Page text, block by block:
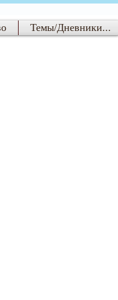
Темы/Дневники...